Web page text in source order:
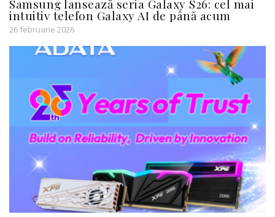
Samsung lansează seria Galaxy S26: cel mai
intuitiv telefon Galaxy AI de până acum
26 februarie 2026